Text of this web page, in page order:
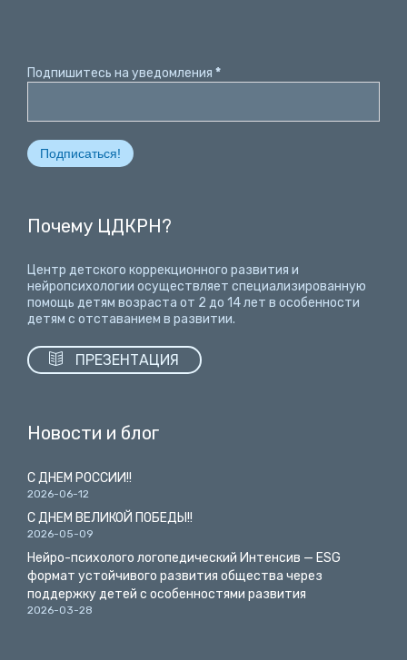
Подпишитесь на уведомления *
Почему ЦДКРН?
Центр детского коррекционного развития и
нейропсихологии осуществляет специализированную
помощь детям возраста от 2 до 14 лет в особенности
детям с отставанием в развитии.
 ПРЕЗЕНТАЦИЯ
Новости и блог
С ДНЕМ РОССИИ!!
2026-06-12
С ДНЕМ ВЕЛИКОЙ ПОБЕДЫ!!
2026-05-09
Нейро-психолого логопедический Интенсив — ESG
формат устойчивого развития общества через
поддержку детей с особенностями развития
2026-03-28